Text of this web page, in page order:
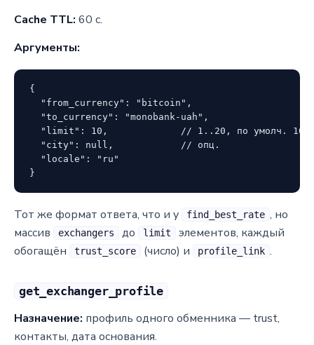
Cache TTL: 60 с.
Аргументы:
{
  "from_currency": "bitcoin",
  "to_currency": "monobank-uah",
  "limit": 10,             // 1..20, по умолч. 10
  "city": null,            // опц.
  "locale": "ru"
}
Тот же формат ответа, что и у find_best_rate , но
массив
exchangers до limit
элементов, каждый
обогащён
trust_score (число) и profile_link .
get_exchanger_profile
Назначение: профиль одного обменника — trust,
контакты, дата основания.